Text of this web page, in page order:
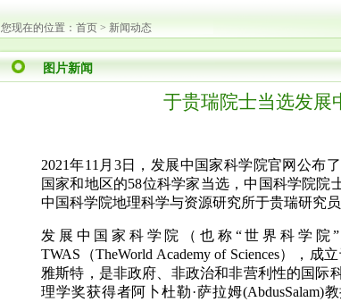
您现在的位置： 首页 > 新闻动态
图片新闻
于贵瑞院士当选发展
2021年11 月 3日 ，发展中国家科学院官网公布
国家和地区的58位科学家当选，中国科学院院
中国科学院地理科学与资源研究所于贵瑞研究员
发展中国家科学院（也称 “世界科学院”
TWAS （TheWorld Academy of Sciences） ，成立
雅斯特，是非政府、非政治和非营利性的国际
理学奖获得者阿卜杜勒·萨拉姆(AbdusSalam)